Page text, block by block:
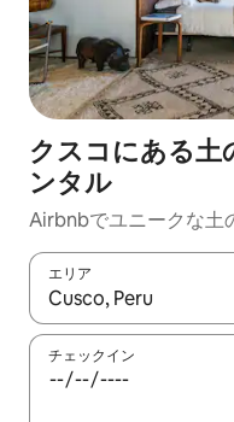
クスコにある土
ンタル
Airbnbでユニークな土
エリア
検索結果が表示された
チェックイン